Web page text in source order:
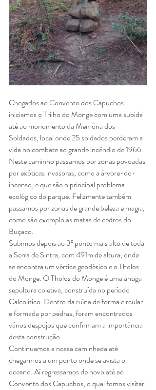
Chegados ao Convento dos Capuchos
iniciamos o Trilho do Monge com uma subida
até ao monumento da Memória dos
Soldados, local onde 25 soldados perderam a
vida no combate ao grande incêndio de 1966.
Neste caminho passamos por zonas povoadas
por exóticas invasoras, como a árvore-do-
incenso, e que são o principal problema
ecológico do parque. Felizmente também
passamos por zonas de grande beleza e magia,
como são exemplo as matas de cedros do
Buçaco.
Subimos depois ao 3º ponto mais alto de toda
a Serra de Sintra, com 491m de altura, onde
se encontra um vértice geodésico e o Tholos
do Monge. O Tholos do Monge é uma antiga
sepultura coletiva, construída no período
Calcolítico. Dentro da ruína de forma circular
e formada por pedras, foram encontrados
vários despojos que confirmam a importância
desta construção.
Continuamos a nossa caminhada até
chegarmos a um ponto onde se avista o
oceano. Aí regressamos de novo até ao
Convento dos Capuchos, o qual fomos visitar.